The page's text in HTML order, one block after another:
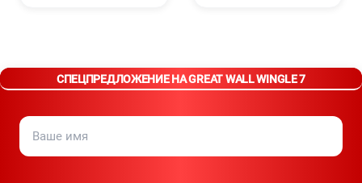
СПЕЦПРЕДЛОЖЕНИЕ НА GREAT WALL WINGLE 7